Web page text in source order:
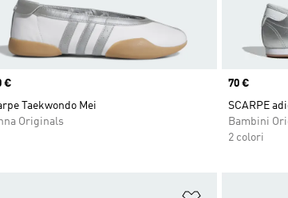
€
Taekwondo Mei
Originals
Price
70 €
SCARPE
Bambini
2 colori